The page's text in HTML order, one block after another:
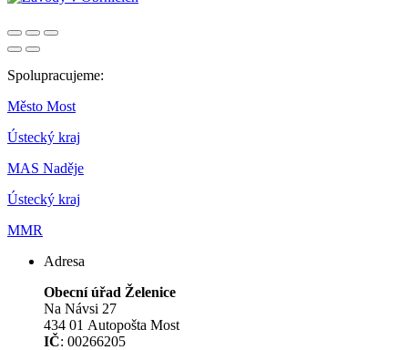
Spolupracujeme:
Město Most
Ústecký kraj
MAS Naděje
Ústecký kraj
MMR
Adresa
Obecní úřad Želenice
Na Návsi 27
434 01 Autopošta Most
IČ: 00266205